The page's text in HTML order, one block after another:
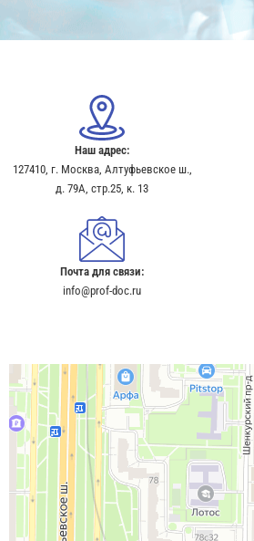
Наш адрес:
127410, г. Москва, Алтуфьевское ш.,
д. 79А, стр.25, к. 13​
Почта для связи:
info@prof-doc.ru